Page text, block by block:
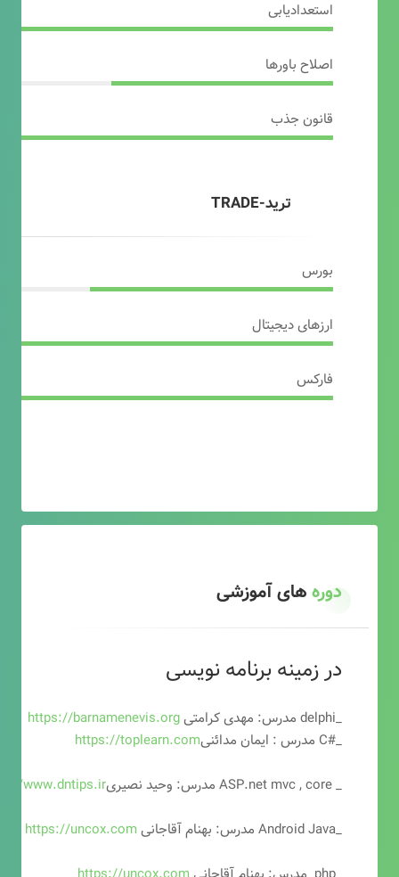
استعدادیابی
اصلاح باورها
قانون جذب
ترید-TRADE
بورس
ارزهای دیجیتال
فارکس
دورههای آموزشی
در زمینه برنامه نویسی
_delphi مدرس: مهدی کرامتی
https://barnamenevis.org
_#C مدرس : ایمان مدائنی
https://toplearn.com
_ ASP.net mvc , core مدرس: وحید نصیری
www.dntips.ir
_Android Java مدرس: بهنام آقاجانی
https://uncox.com